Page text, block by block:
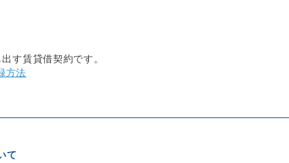
す賃貸借契約です。
方法
て